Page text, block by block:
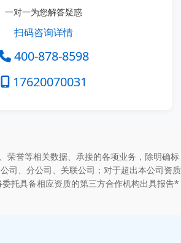
一对一为您解答疑惑
扫码咨询详情
400-878-8598
17620070031
荣誉等相关数据、承接的各项业务，除明确标
司、分公司、关联公司；对于超出本公司资质
托具备相应资质的第三方合作机构出具报告*